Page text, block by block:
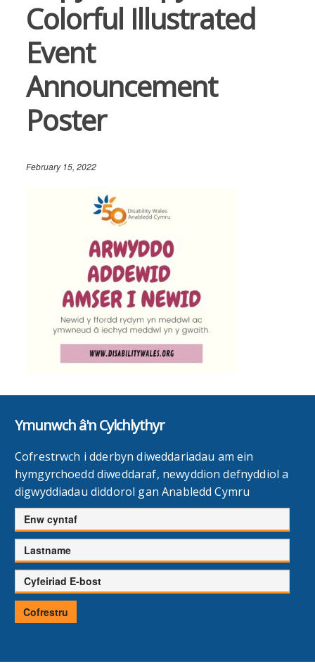
Colorful Illustrated
Event
Announcement
Poster
February 15, 2022
Ymunwch â'n Cylchlythyr
Cofrestrwch i dderbyn diweddariadau am ein
hymgyrchoedd diweddaraf, newyddion defnyddiol a
digwyddiadau diddorol gan Anabledd Cymru
Enw
cyntaf
Cyfenw
Cyfeiriad
E-
bost
Cofrestru